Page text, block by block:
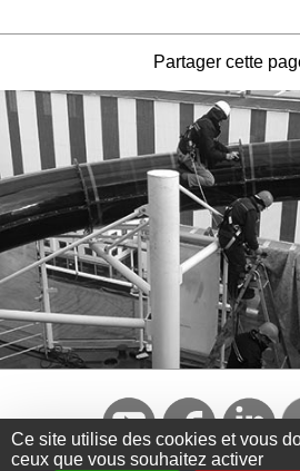
Ce site utilise des cookies et vous
ceux que vous souhaitez activer
Partager cette